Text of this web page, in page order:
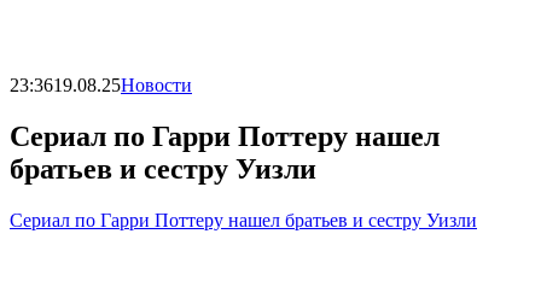
23:3619.08.25Новости
Сериал по Гарри Поттеру нашел
братьев и сестру Уизли
Сериал по Гарри Поттеру нашел братьев и сестру Уизли